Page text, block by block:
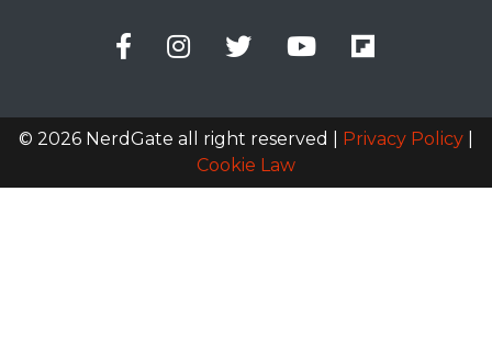
© 2026 NerdGate all right reserved | Privacy Policy
Cookie Law